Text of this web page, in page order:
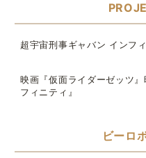
超宇宙刑事ギャバン インフ
映画『仮面ライダーゼッツ
フィニティ』
ビーロ